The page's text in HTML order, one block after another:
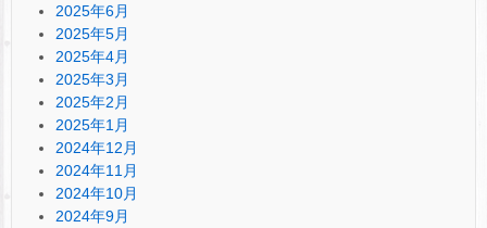
2025年6月
2025年5月
2025年4月
2025年3月
2025年2月
2025年1月
2024年12月
2024年11月
2024年10月
2024年9月